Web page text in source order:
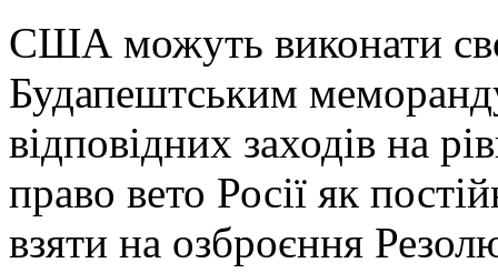
США можуть виконати
Будапештським
відповідних заходів на
право вето Росії як
взяти на озброєння